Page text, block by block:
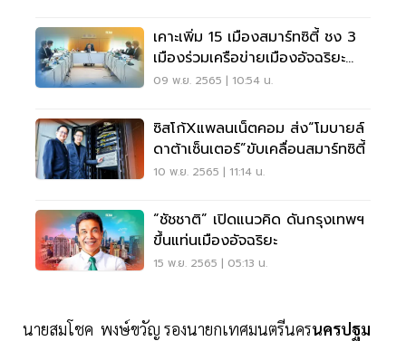
เคาะเพิ่ม 15 เมืองสมาร์ทซิตี้ ชง 3
เมืองร่วมเครือข่ายเมืองอัจฉริยะ
อาเซียน
09 พ.ย. 2565 | 10:54 น.
ซิสโก้Xแพลนเน็ตคอม ส่ง“โมบายล์
ดาต้าเซ็นเตอร์”ขับเคลื่อนสมาร์ทซิตี้
10 พ.ย. 2565 | 11:14 น.
“ชัชชาติ” เปิดแนวคิด ดันกรุงเทพฯ
ขึ้นแท่นเมืองอัจฉริยะ
15 พ.ย. 2565 | 05:13 น.
นายสมโชค พงษ์ขวัญ รองนายกเทศมนตรีนครนครปฐม